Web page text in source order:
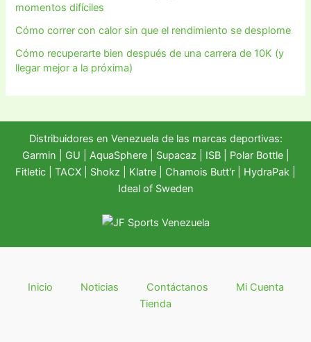
momentos difíciles
Cómo correr con calor sin que el rendimiento se desplome
Cómo recuperarte bien después de una carrera de 10K (y
llegar mejor a la próxima)
Distribuidores en Venezuela de las marcas deportivas:
Garmin
GU AquaSphere| Supacaz | ISB | Polar Bottle|
Fitletic
TACX Shokz Klatre Chamois Butt'r HydraPak
Ideal of Sweden
Inicio Noticias Contáctanos
Mi Cuenta
Tienda